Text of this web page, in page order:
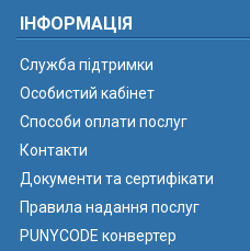
ІНФОРМАЦІЯ
Служба підтримки
Особистий кабінет
Способи оплати послуг
Контакти
Документи та сертифікати
Правила надання послуг
PUNYCODE конвертер